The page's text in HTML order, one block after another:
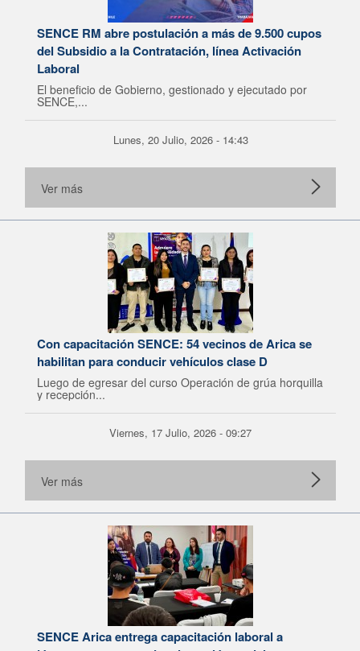
SENCE RM abre postulación a más de 9.500 cupos
del Subsidio a la Contratación, línea Activación
Laboral
El beneficio de Gobierno, gestionado y ejecutado por
SENCE,...
Lunes, 20 Julio, 2026 - 14:43
Ver más
Con capacitación SENCE: 54 vecinos de Arica se
habilitan para conducir vehículos clase D
Luego de egresar del curso Operación de grúa horquilla
y recepción...
Viernes, 17 Julio, 2026 - 09:27
Ver más
SENCE Arica entrega capacitación laboral a